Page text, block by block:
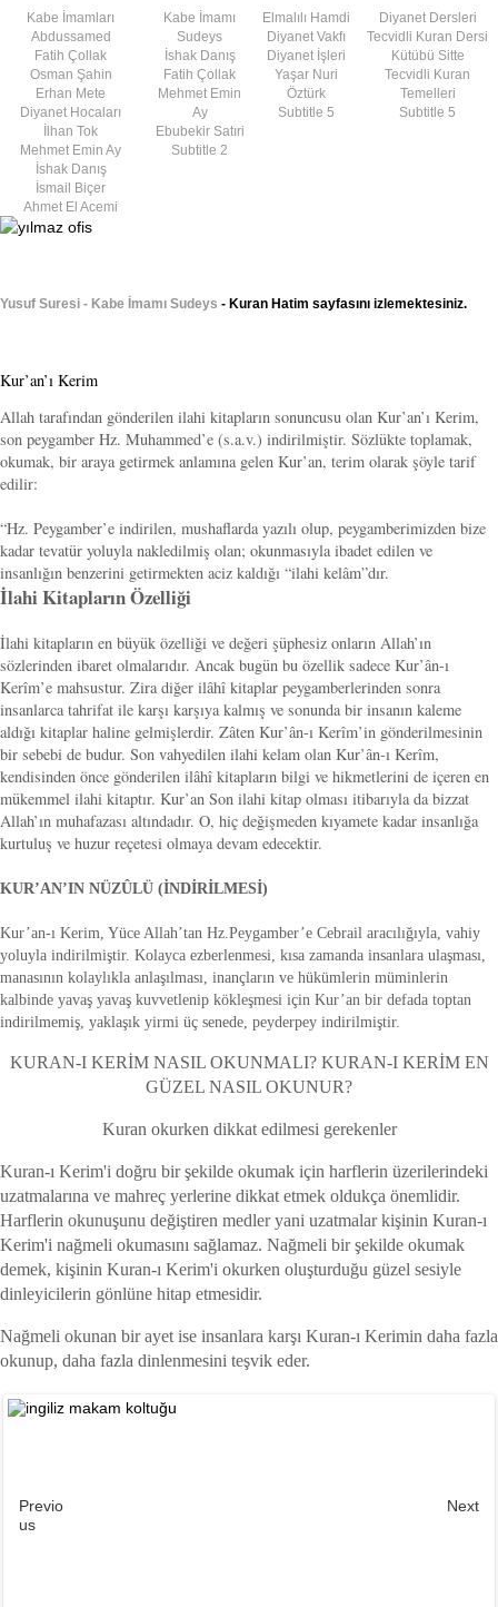
Kabe İmamları
Abdussamed
Fatih Çollak
Osman Şahin
Erhan Mete
Diyanet Hocaları
İlhan Tok
Mehmet Emin Ay
İshak Danış
İsmail Biçer
Ahmet El Acemi
Kabe İmamı
Sudeys
İshak Danış
Fatih Çollak
Mehmet Emin
Ay
Ebubekir Satıri
Subtitle 2
Elmalılı Hamdi
Diyanet Vakfı
Diyanet İşleri
Yaşar Nuri
Öztürk
Subtitle 5
Diyanet Dersleri
Tecvidli Kuran Dersi
Kütübü Sitte
Tecvidli Kuran
Temelleri
Subtitle 5
Yusuf Suresi - Kabe İmamı Sudeys - Kuran Hatim sayfasını izlemektesiniz.
Kur’an’ı Kerim
Allah tarafından gönderilen ilahi kitapların sonuncusu olan Kur’an’ı Kerim,
son peygamber Hz. Muhammed’e (s.a.v.) indirilmiştir. Sözlükte toplamak,
okumak, bir araya getirmek anlamına gelen Kur’an, terim olarak şöyle tarif
edilir:
“Hz. Peygamber’e indirilen, mushaflarda yazılı olup, peygamberimizden bize
kadar tevatür yoluyla nakledilmiş olan; okunmasıyla ibadet edilen ve
insanlığın benzerini getirmekten aciz kaldığı “ilahi kelâm”dır.
İlahi Kitapların Özelliği
İlahi kitapların en büyük özelliği ve değeri şüphesiz onların Allah’ın
sözlerinden ibaret olmalarıdır. Ancak bugün bu özellik sadece Kur’ân-ı
Kerîm’e mahsustur. Zira diğer ilâhî kitaplar peygamberlerinden sonra
insanlarca tahrifat ile karşı karşıya kalmış ve sonunda bir insanın kaleme
aldığı kitaplar haline gelmişlerdir. Zâten Kur’ân-ı Kerîm’in gönderilmesinin
bir sebebi de budur. Son vahyedilen ilahi kelam olan Kur’ân-ı Kerîm,
kendisinden önce gönderilen ilâhî kitapların bilgi ve hikmetlerini de içeren en
mükemmel ilahi kitaptır. Kur’an Son ilahi kitap olması itibarıyla da bizzat
Allah’ın muhafazası altındadır. O, hiç değişmeden kıyamete kadar insanlığa
kurtuluş ve huzur reçetesi olmaya devam edecektir.
KUR’AN’IN NÜZÛLÜ (İNDİRİLMESİ)
Kur’an-ı Kerim, Yüce Allah’tan Hz.Peygamber’e Cebrail aracılığıyla, vahiy
yoluyla indirilmiştir. Kolayca ezberlenmesi, kısa zamanda insanlara ulaşması,
manasının kolaylıkla anlaşılması, inançların ve hükümlerin müminlerin
kalbinde yavaş yavaş kuvvetlenip kökleşmesi için Kur’an bir defada toptan
indirilmemiş, yaklaşık yirmi üç senede, peyderpey indirilmiştir.
KURAN-I KERİM NASIL OKUNMALI? KURAN-I KERİM EN
GÜZEL NASIL OKUNUR?
Kuran okurken dikkat edilmesi gerekenler
Kuran-ı Kerim'i doğru bir şekilde okumak için harflerin üzerilerindeki
uzatmalarına ve mahreç yerlerine dikkat etmek oldukça önemlidir.
Harflerin okunuşunu değiştiren medler yani uzatmalar kişinin Kuran-ı
Kerim'i nağmeli okumasını sağlamaz. Nağmeli bir şekilde okumak
demek, kişinin Kuran-ı Kerim'i okurken oluşturduğu güzel sesiyle
dinleyicilerin gönlüne hitap etmesidir.
Nağmeli okunan bir ayet ise insanlara karşı Kuran-ı Kerimin daha fazla
okunup, daha fazla dinlenmesini teşvik eder.
Previo
us
Next